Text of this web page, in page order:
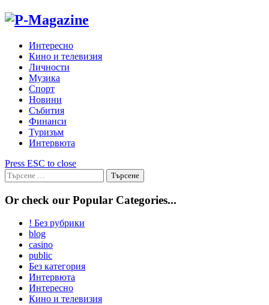
Skip
Интересно
Кино и телевизия
Личности
Музика
Спорт
Новини
Събития
Финанси
Туризъм
Интервюта
Press ESC to close
Търсене
за:
Or check our Popular Categories...
! Без рубрики
blog
casino
public
Без категория
Интервюта
Интересно
Кино и телевизия